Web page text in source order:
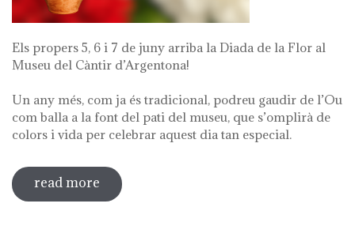
Els propers 5, 6 i 7 de juny arriba la Diada de la Flor al
Museu del Càntir d’Argentona!
Un any més, com ja és tradicional, podreu gaudir de l’Ou
com balla a la font del pati del museu, que s’omplirà de
colors i vida per celebrar aquest dia tan especial.
read more about diada de la flor